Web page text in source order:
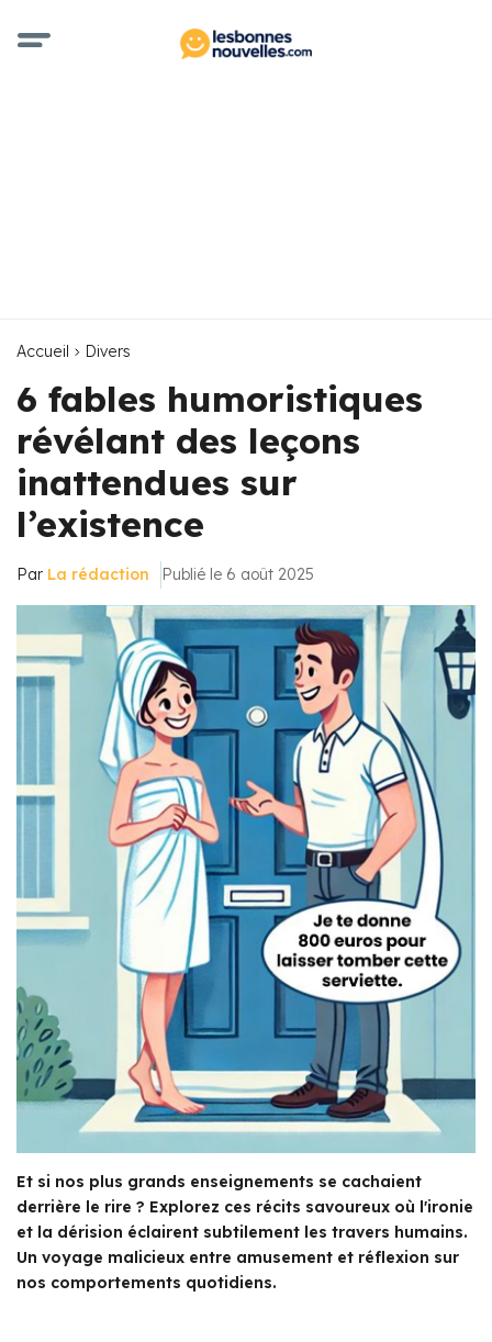
Accueil Divers
6 fables humoristiques
révélant des leçons
inattendues sur
l’existence
Par La rédaction Publié le 6 août 2025
Et si nos plus grands enseignements se cachaient
derrière le rire ? Explorez ces récits savoureux où l'ironie
et la dérision éclairent subtilement les travers humains.
Un voyage malicieux entre amusement et réflexion sur
nos comportements quotidiens.